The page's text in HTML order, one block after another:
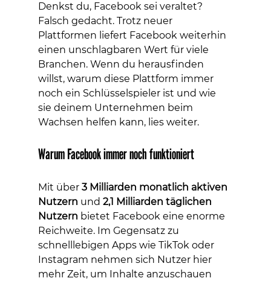
Denkst du, Facebook sei veraltet?
Falsch gedacht. Trotz neuer
Plattformen liefert Facebook weiterhin
einen unschlagbaren Wert für viele
Branchen. Wenn du herausfinden
willst, warum diese Plattform immer
noch ein Schlüsselspieler ist und wie
sie deinem Unternehmen beim
Wachsen helfen kann, lies weiter.
Warum Facebook immer noch funktioniert
Mit über 3 Milliarden monatlich aktiven
Nutzern und 2,1 Milliarden täglichen
Nutzern bietet Facebook eine enorme
Reichweite. Im Gegensatz zu
schnelllebigen Apps wie TikTok oder
Instagram nehmen sich Nutzer hier
mehr Zeit, um Inhalte anzuschauen